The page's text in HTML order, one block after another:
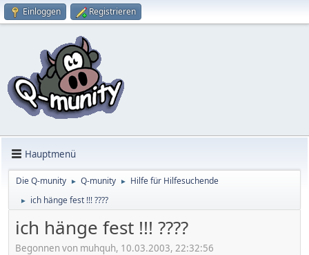
Einloggen Registrieren
Hauptmenü
Die Q-munity ► Q-munity ► Hilfe für Hilfesuchende
► ich hänge fest !!! ????
ich hänge fest !!! ????
Begonnen von muhquh, 10.03.2003, 22:32:56